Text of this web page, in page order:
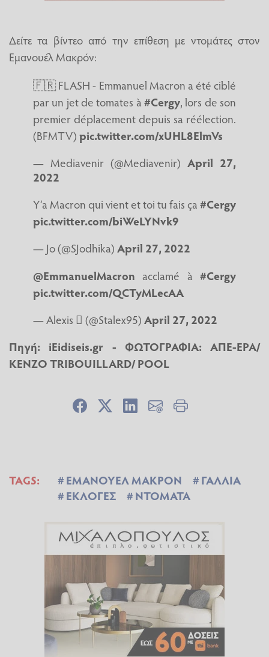
Δείτε τα βίντεο από την επίθεση με ντομάτες στον
Εμανουέλ Μακρόν:
🇫🇷 FLASH - Emmanuel Macron a été ciblé
par un jet de tomates à#Cergy, lors de son
premier déplacement depuis sa réélection.
(BFMTV)pic.twitter.com/xUHL8ElmVs
— Mediavenir (@Mediavenir) April 27,
2022
Y’a Macron qui vient et toi tu fais ça#Cergy
pic.twitter.com/biWeLYNvk9
— Jo (@SJodhika)April 27, 2022
@EmmanuelMacron acclamé à #Cergy
pic.twitter.com/QCTyMLecAA
— Alexis  (@Stalex95)April 27, 2022
Πηγή: iEidiseis.gr - ΦΩΤΟΓΡΑΦΙΑ: ΑΠΕ-EPA/
KENZO TRIBOUILLARD/ POOL
TAGS: ΕΜΑΝΟΥΕΛ ΜΑΚΡΟΝ
ΓΑΛΛΙΑ
ΕΚΛΟΓΕΣ
ΝΤΟΜΑΤΑ